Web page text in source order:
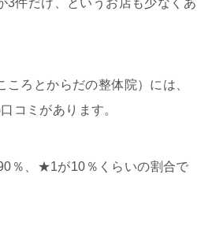
3件だけ、というお店も少なくあ
ころとからだの整体院）には、
コミがあります。
％、★1が10％くらいの割合で